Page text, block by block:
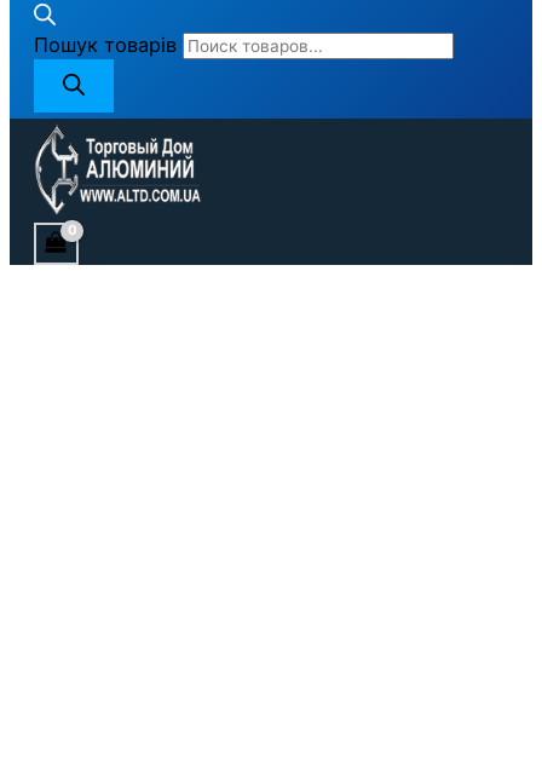
Пошук товарів